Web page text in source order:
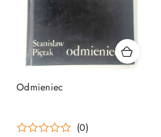
Odmieniec
(0)